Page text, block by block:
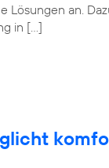
Lösungen an.
in […]